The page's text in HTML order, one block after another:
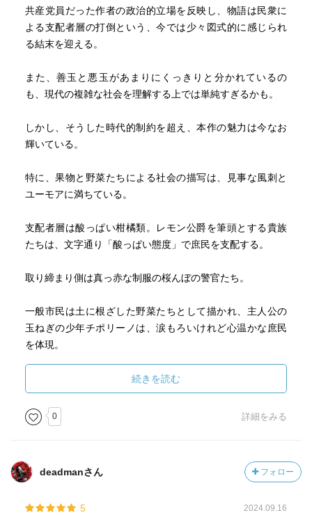
※「ニラ」と「ネギ」のことや、「アメリカニンジン」と
「パセリ」のことなど、イタリア語もしくはロダーリ作品
共産党員だった作者の政治的立場を反映し、物語は民衆に
よる支配者層の打倒という、今では少々図式的に感じられ
る結末を迎える。
また、善玉と悪玉があまりにくっきりと分かれているの
も、現代の複雑な社会を理解する上では単純すぎるかも。
しかし、そうした時代的制約を超え、本作の魅力は今なお
輝いている。
特に、果物と野菜たちによる社会の描写は、見事な風刺と
ユーモアに満ちている。
支配者層は酸っぱい柑橘類。レモン公爵を筆頭とする貴族
たちは、文字通り「酸っぱい態度」で庶民を支配する。
取り締まり側は真っ赤な制服の桜んぼの警官たち。
一般市民は土に根ざした野菜たちとして描かれ、主人公の
玉ねぎの少年チポリーノは、涙もろいけれど心温かな庶民
を体現。
特に秀逸なのは、それぞれの果物や野菜の特性を活かした
性格描写。
熟れるにつれて甘ったるく怠惰になっていく洋ナシのお嬢
れまいと必死に根を張るカブの親子―これらの描写は、今
日の権力や特権に対する皮肉としても読むことができる。
現代の読者にとって本作の価値は、社会の不正義を告発す
続きを読む
0 詳細をみる
deadmanさん フォロー
5 2024.09.16